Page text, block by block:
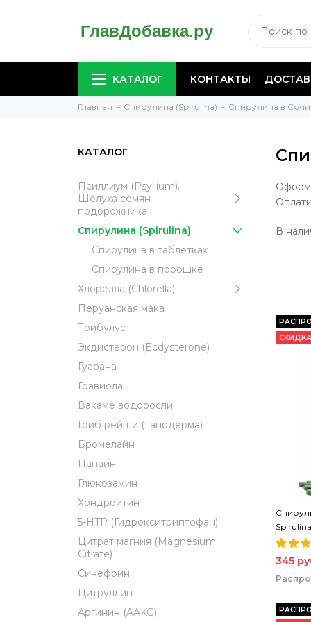
КАТАЛОГ КОНТАКТЫ
Главная Спирулина (Spirulina) Спирулина в Сочи
КАТАЛОГ
Псиллиум (Psyllium).
Шелуха семян
подорожника
Спирулина (Spirulina)
Спирулина в таблетках
Спирулина в порошке
Хлорелла (Chlorella)
Перуанская мака
Трибулус
Экдистерон (Ecdysterone)
Гуарана
Гравиола
Вакаме водоросли
Гриб рейши (Ганодерма)
Бромелайн
Папаин
Глюкозамин
Хондроитин
5-HTP (Гидрокситриптофан)
Цитрат магния (Magnesium
Citrate)
Синефрин
Цитруллин
Аргинин (AAKG)
В
СКИДКА
345